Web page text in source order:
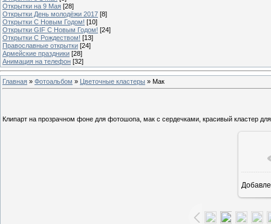
Открытки на 9 Мая [28]
Открытки День молодёжи 2017 [8]
Открытки С Новым Годом! [10]
Открытки GIF С Новым Годом! [24]
Открытки С Рождеством! [13]
Православные открытки [24]
Армейские праздники [28]
Анимация на телефон [32]
Главная » Фотоальбом » Цветочные кластеры » Мак
Клипарт на прозрачном фоне для фотошопа, мак с сердечками, красивый кластер